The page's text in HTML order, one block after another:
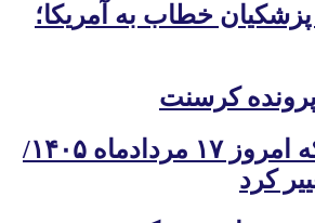
خطاب به آمریکا؛
کرسنت
قیمت طلا و سکه امروز ۱۷ مردادماه ۱۴۰۵/
کرد